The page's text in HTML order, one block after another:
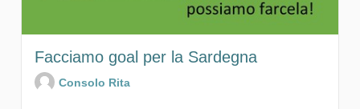
Facciamo goal per la Sardegna
Consolo Rita